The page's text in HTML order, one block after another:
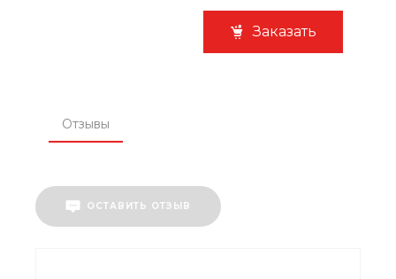
Заказать
Отзывы
ОСТАВИТЬ ОТЗЫВ